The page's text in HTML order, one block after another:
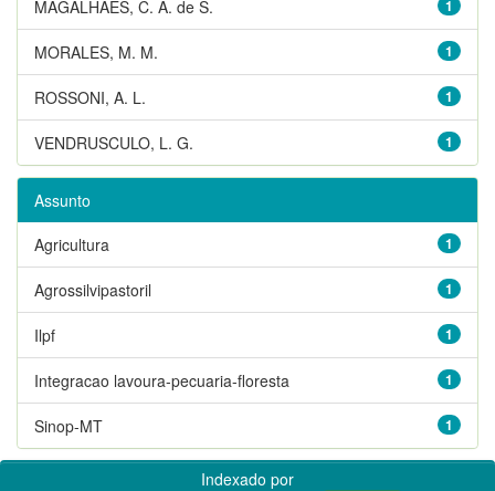
1
MAGALHÃES, C. A. de S.
1
MORALES, M. M.
1
ROSSONI, A. L.
1
VENDRUSCULO, L. G.
Assunto
1
Agricultura
1
Agrossilvipastoril
1
Ilpf
1
Integracao lavoura-pecuaria-floresta
1
Sinop-MT
Indexado por